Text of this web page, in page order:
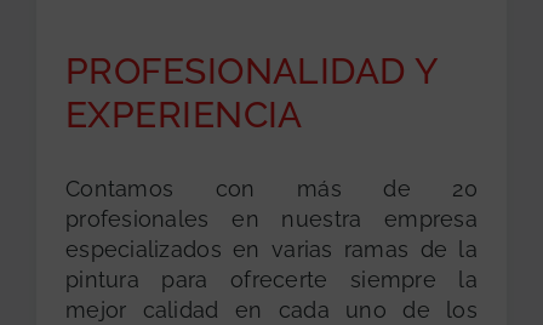
PROFESIONALIDAD Y
EXPERIENCIA
Contamos con más de 20
profesionales en nuestra empresa
especializados en varias ramas de la
pintura para ofrecerte siempre la
mejor calidad en cada uno de los